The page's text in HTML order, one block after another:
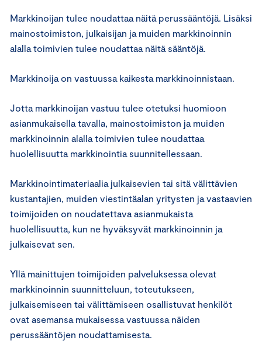
Markkinoijan tulee noudattaa näitä perussääntöjä. Lisäksi
mainostoimiston, julkaisijan ja muiden markkinoinnin
alalla toimivien tulee noudattaa näitä sääntöjä.
Markkinoija on vastuussa kaikesta markkinoinnistaan.
Jotta markkinoijan vastuu tulee otetuksi huomioon
asianmukaisella tavalla, mainostoimiston ja muiden
markkinoinnin alalla toimivien tulee noudattaa
huolellisuutta markkinointia suunnitellessaan.
Markkinointimateriaalia julkaisevien tai sitä välittävien
kustantajien, muiden viestintäalan yritysten ja vastaavien
toimijoiden on noudatettava asianmukaista
huolellisuutta, kun ne hyväksyvät markkinoinnin ja
julkaisevat sen.
Yllä mainittujen toimijoiden palveluksessa olevat
markkinoinnin suunnitteluun, toteutukseen,
julkaisemiseen tai välittämiseen osallistuvat henkilöt
ovat asemansa mukaisessa vastuussa näiden
perussääntöjen noudattamisesta.